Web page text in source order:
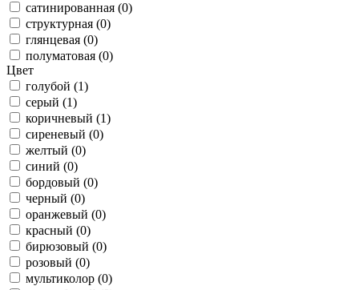
сатинированная (0)
структурная (0)
глянцевая (0)
полуматовая (0)
Цвет
голубой (1)
серый (1)
коричневый (1)
сиреневый (0)
желтый (0)
синий (0)
бордовый (0)
черный (0)
оранжевый (0)
красный (0)
бирюзовый (0)
розовый (0)
мультиколор (0)